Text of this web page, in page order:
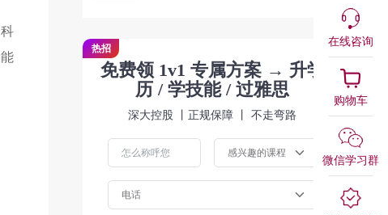
免费领 1v1 专属方案 → 升学
历 / 学技能 / 过雅思
深大控股 丨正规保障 丨 不走弯路
热招
在线咨询
购物车
微信学习群